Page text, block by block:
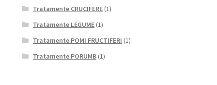
Tratamente CRUCIFERE(1)
Tratamente LEGUME(1)
Tratamente POMI FRUCTIFERI (1)
Tratamente PORUMB(1)